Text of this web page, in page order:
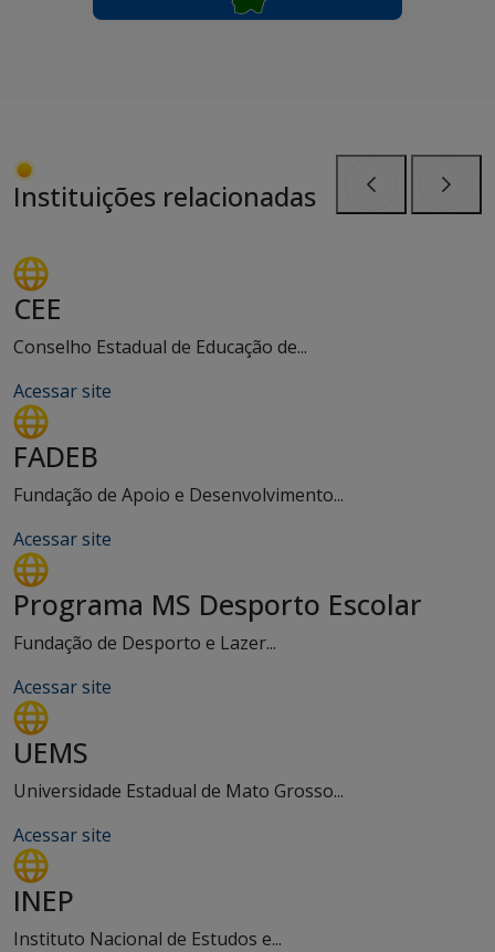
Instituições relacionadas
CEE
Conselho Estadual de Educação de...
Acessar site
FADEB
Fundação de Apoio e Desenvolvimento...
Acessar site
Programa MS Desporto Escolar
Fundação de Desporto e Lazer...
Acessar site
UEMS
Universidade Estadual de Mato Grosso...
Acessar site
INEP
Instituto Nacional de Estudos e...